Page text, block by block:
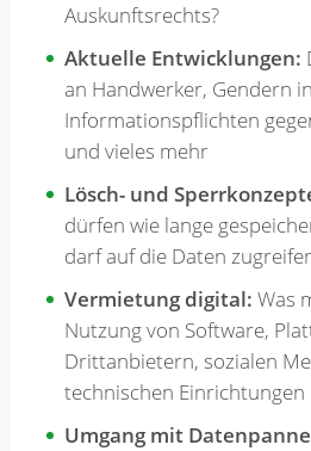
Auskunftsrechts?
Aktuelle Entwicklungen:
an Handwerker, Gendern
Informationspflichten
und vieles mehr
Lösch- und
dürfen wie lange
darf auf die Daten
Vermietung digital: Was
Nutzung von Software,
Drittanbietern, sozialen
technischen Einrichtungen
Umgang mit